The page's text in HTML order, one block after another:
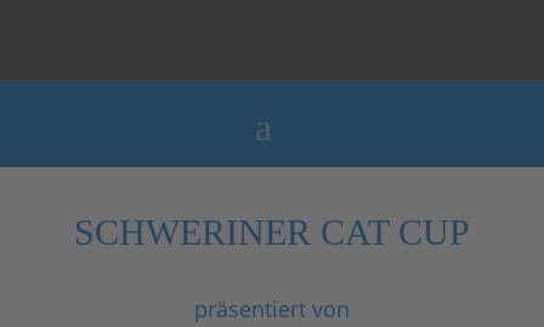
SCHWERINER CAT CUP
präsentiert von